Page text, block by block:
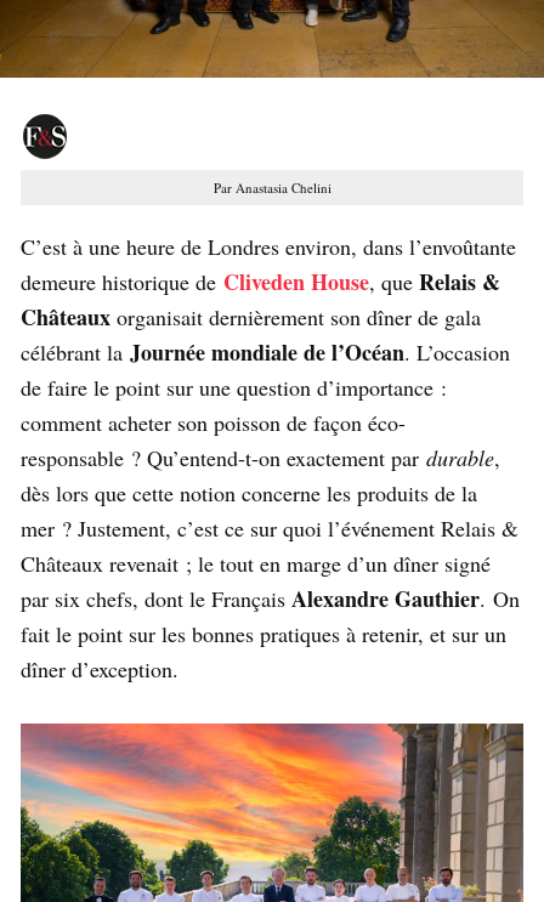
Par Anastasia Chelini
C’est à une heure de Londres environ, dans l’envoûtante
demeure historique de Cliveden House, que Relais &
Châteaux organisait dernièrement son dîner de gala
célébrant la Journée mondiale de l’Océan. L’occasion
de faire le point sur une question d’importance :
comment acheter son poisson de façon éco-
responsable ? Qu’entend-t-on exactement par durable,
dès lors que cette notion concerne les produits de la
mer ? Justement, c’est ce sur quoi l’événement Relais &
Châteaux revenait ; le tout en marge d’un dîner signé
par six chefs, dont le Français Alexandre Gauthier. On
fait le point sur les bonnes pratiques à retenir, et sur un
dîner d’exception.